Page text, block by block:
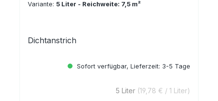
Variante: 5 Liter - Reichweite: 7,5 m²
Dichtanstrich
Sofort verfügbar, Lieferzeit: 3-5 Tage
5 Liter (19,78 € / 1 Liter)